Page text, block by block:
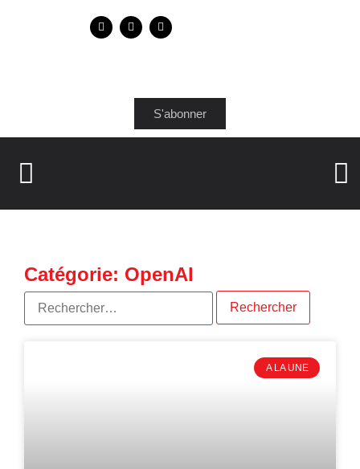
S'abonner
Catégorie: OpenAI
A LA UNE